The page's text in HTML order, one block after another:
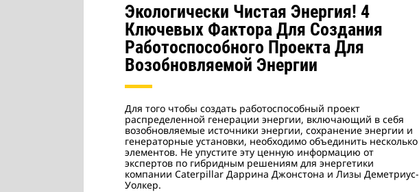
Экологически Чистая Энергия! 4
Ключевых Фактора Для Создания
Работоспособного Проекта Для
Возобновляемой Энергии
Для того чтобы создать работоспособный проект
распределенной генерации энергии, включающий в себя
возобновляемые источники энергии, сохранение энергии и
генераторные установки, необходимо объединить несколько
элементов. Не упустите эту ценную информацию от
экспертов по гибридным решениям для энергетики
компании Caterpillar Даррина Джонстона и Лизы Деметриус-
Уолкер.